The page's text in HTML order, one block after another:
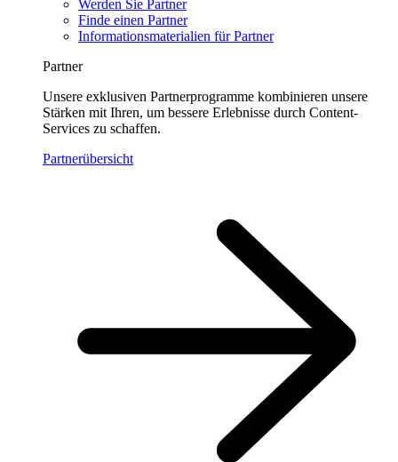
Werden Sie Partner
Finde einen Partner
Informationsmaterialien für Partner
Partner
Unsere exklusiven Partnerprogramme kombinieren unsere
Stärken mit Ihren, um bessere Erlebnisse durch Content-
Services zu schaffen.
Partnerübersicht